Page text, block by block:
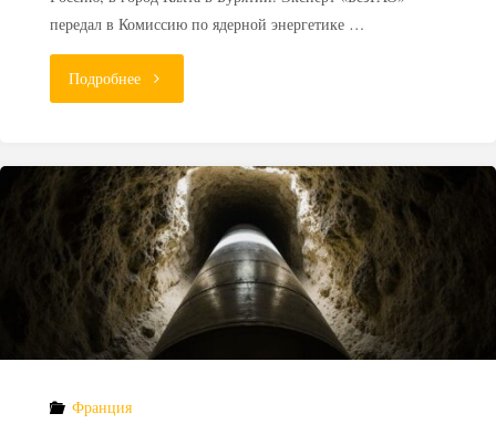
передал в Комиссию по ядерной энергетике …
Подробнее"Российского
депортировали
из
Монголии
за
замеры
Франция